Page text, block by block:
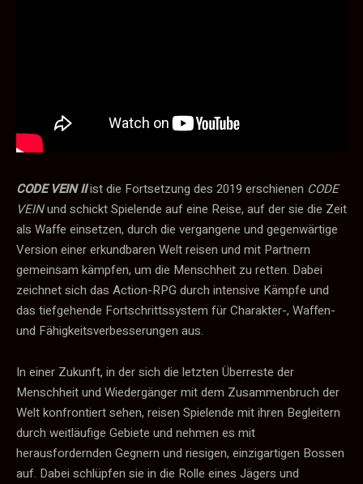
CODE VEIN IIist die Fortsetzung des 2019 erschienen CODE
VEINund schickt Spielende auf eine Reise, auf der sie die Zeit
als Waffe einsetzen, durch die vergangene und gegenwärtige
Version einer erkundbaren Welt reisen und mit Partnern
gemeinsam kämpfen, um die Menschheit zu retten. Dabei
zeichnet sich das Action-RPG durch intensive Kämpfe und
das tiefgehende Fortschrittssystem für Charakter-, Waffen-
und Fähigkeitsverbesserungen aus.
In einer Zukunft, in der sich die letzten Überreste der
Menschheit und Wiedergänger mit dem Zusammenbruch der
Welt konfrontiert sehen, reisen Spielende mit ihren Begleitern
durch weitläufige Gebiete und nehmen es mit
herausfordernden Gegnern und riesigen, einzigartigen Bossen
auf. Dabei schlüpfen sie in die Rolle eines Jägers und